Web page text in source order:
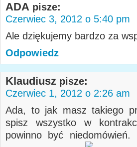
ADA pisze:
Czerwiec 3, 2012 o 5:40 pm
Ale dziękujemy bardzo za
Odpowiedz
Klaudiusz pisze:
Czerwiec 1, 2012 o 2:26 am
Ada, to jak masz takiego
spisz wszystko w
powinno być